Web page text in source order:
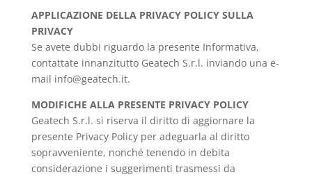
APPLICAZIONE DELLA PRIVACY POLICY SULLA
PRIVACY
Se avete dubbi riguardo la presente Informativa,
contattate innanzitutto Geatech S.r.l. inviando una e-
mail info@geatech.it.
MODIFICHE ALLA PRESENTE PRIVACY POLICY
Geatech S.r.l. si riserva il diritto di aggiornare la
presente Privacy Policy per adeguarla al diritto
sopravveniente, nonché tenendo in debita
considerazione i suggerimenti trasmessi da